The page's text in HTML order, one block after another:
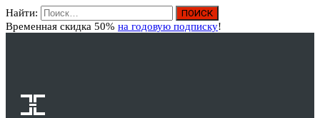
Найти:
Временная скидка 50% на годовую подписку!